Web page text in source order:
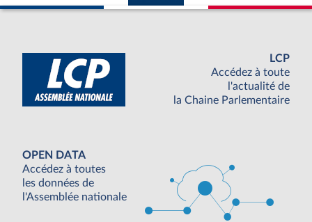
LCP
Accédez à toute
l'actualité de
la Chaine Parlementaire
OPEN DATA
Accédez à toutes
les données de
l'Assemblée nationale